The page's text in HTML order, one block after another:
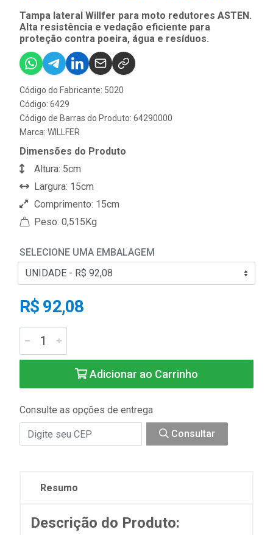
Tampa lateral Willfer para moto redutores ASTEN.
Alta resistência e vedação eficiente para
proteção contra poeira, água e resíduos.
Código do Fabricante: 5020
Código: 6429
Código de Barras do Produto: 64290000
Marca: WILLFER
Dimensões do Produto
Altura: 5cm
Largura: 15cm
Comprimento: 15cm
Peso: 0,515Kg
SELECIONE UMA EMBALAGEM
R$ 92,08
Adicionar ao Carrinho
Consulte as opções de entrega
Consultar
Resumo
Descrição do Produto: